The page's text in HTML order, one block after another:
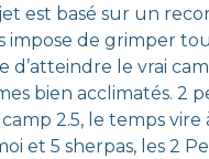
est basé sur un
impose de grimper
le vrai
bien acclimatés.
2.5, le temps vire
et 5 sherpas, les 2